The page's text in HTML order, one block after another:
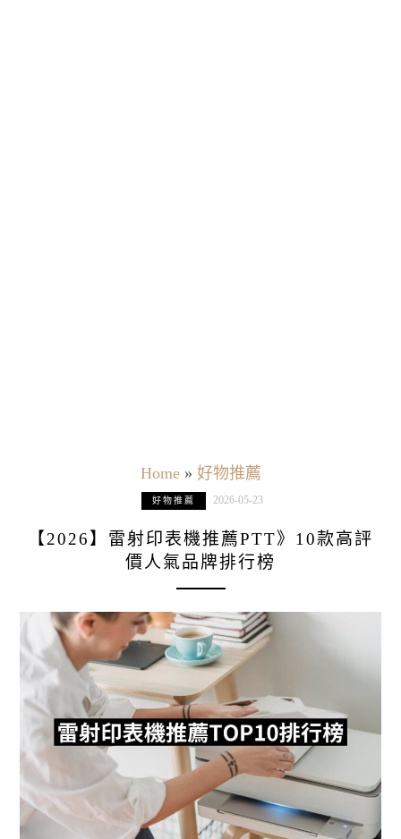
Home» 好物推薦
好物推薦 2026-05-23
【2026】雷射印表機推薦PTT》10款高評
價人氣品牌排行榜